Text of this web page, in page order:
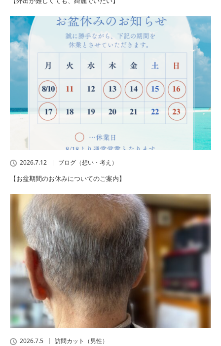
2026.7.12 ブログ（想い・考え）
【お盆期間のお休みについてのご案内】
2026.7.5 訪問カット（男性）